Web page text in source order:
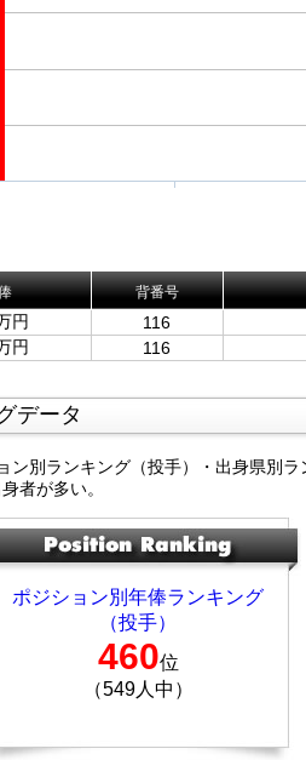
背番号
円 116
円 116
データ
別ランキング（投手）・出身県別ラ
者が多い。
ポジション別年俸ランキング
（投手）
460位
（549人中）